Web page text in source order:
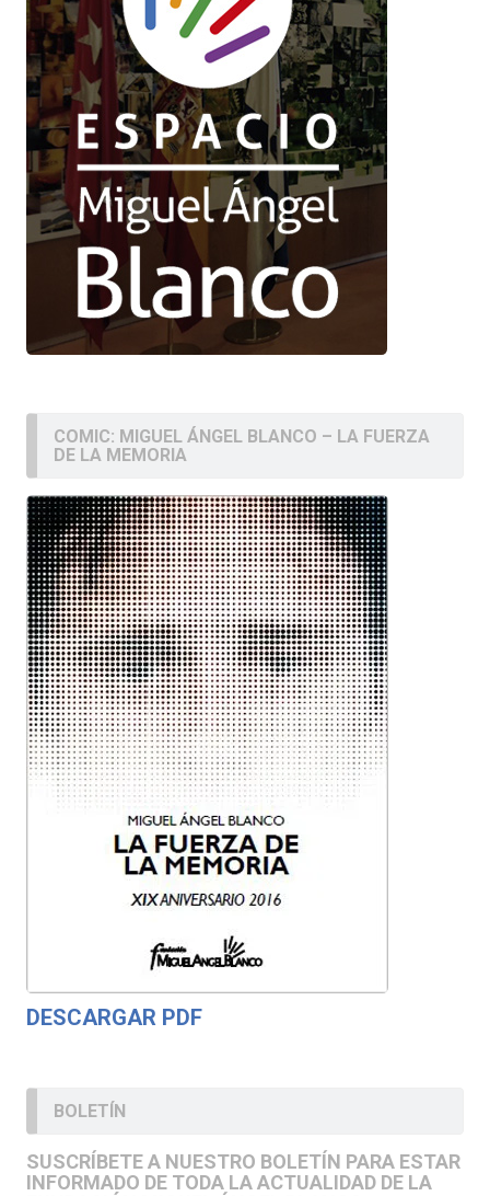
COMIC: MIGUEL ÁNGEL BLANCO – LA FUERZA
DE LA MEMORIA
DESCARGAR PDF
BOLETÍN
SUSCRÍBETE A NUESTRO BOLETÍN PARA ESTAR
INFORMADO DE TODA LA ACTUALIDAD DE LA